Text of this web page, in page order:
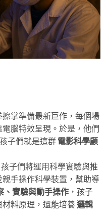
掌準備最新巨作，每個場
腦特效呈現。於是，他們
子們就是這群 電影科學顧
子們將運用科學實驗與推
手操作科學裝置，幫助導
、實驗與動手操作 ，孩子
料原理，還能培養邏輯